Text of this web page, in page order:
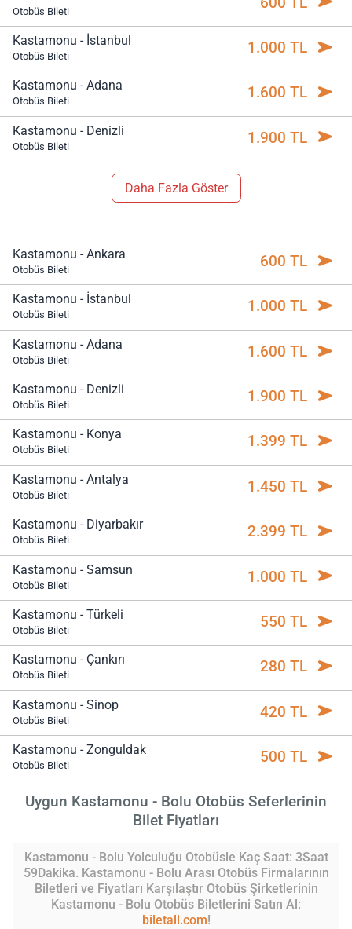
Otobüs Bileti
Kastamonu - İstanbul
Otobüs Bileti 1.000 TL
Kastamonu - Adana
Otobüs Bileti 1.600 TL
Kastamonu - Denizli
Otobüs Bileti 1.900 TL
Daha Fazla Göster
Kastamonu - Ankara
Otobüs Bileti 600 TL
Kastamonu - İstanbul
Otobüs Bileti 1.000 TL
Kastamonu - Adana
Otobüs Bileti 1.600 TL
Kastamonu - Denizli
Otobüs Bileti 1.900 TL
Kastamonu - Konya
Otobüs Bileti 1.399 TL
Kastamonu - Antalya
Otobüs Bileti 1.450 TL
Kastamonu - Diyarbakır
Otobüs Bileti 2.399 TL
Kastamonu - Samsun
Otobüs Bileti 1.000 TL
Kastamonu - Türkeli
Otobüs Bileti 550 TL
Kastamonu - Çankırı
Otobüs Bileti 280 TL
Kastamonu - Sinop
Otobüs Bileti 420 TL
Kastamonu - Zonguldak
Otobüs Bileti 500 TL
Uygun Kastamonu - Bolu Otobüs Seferlerinin
Bilet Fiyatları
Kastamonu - Bolu Yolculuğu Otobüsle Kaç Saat: 3Saat
59Dakika. Kastamonu - Bolu Arası Otobüs Firmalarının
Biletleri ve Fiyatları Karşılaştır Otobüs Şirketlerinin
Kastamonu - Bolu Otobüs Biletlerini Satın Al:
biletall.com!